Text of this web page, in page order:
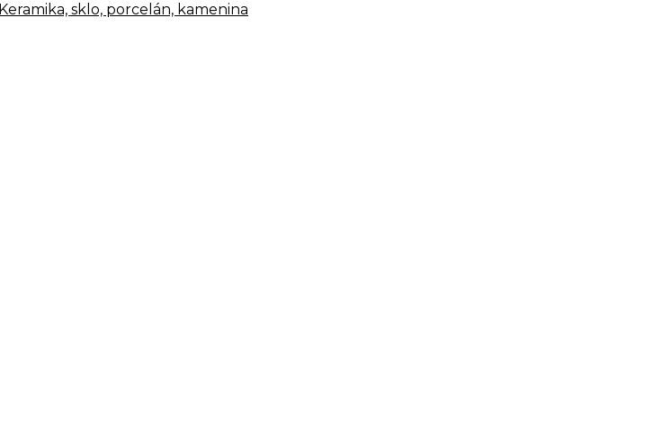
Keramika, sklo, porcelán, kamenina